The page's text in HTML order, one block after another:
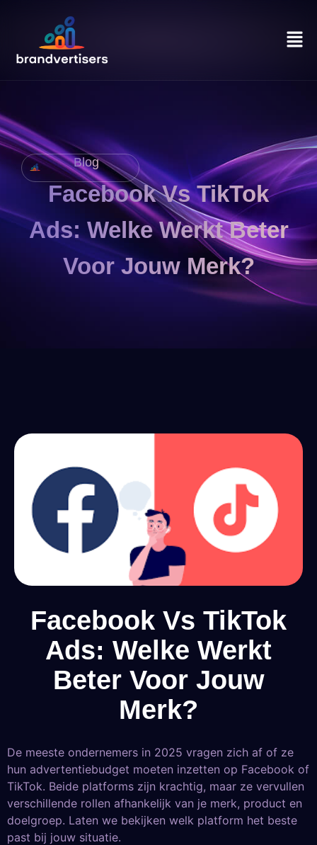
Blog
Facebook Vs TikTok
Ads: Welke Werkt Beter
Voor Jouw Merk?
Facebook Vs TikTok
Ads: Welke Werkt
Beter Voor Jouw
Merk?
De meeste ondernemers in 2025 vragen zich af of ze
hun advertentiebudget moeten inzetten op Facebook of
TikTok. Beide platforms zijn krachtig, maar ze vervullen
verschillende rollen afhankelijk van je merk, product en
doelgroep. Laten we bekijken welk platform het beste
past bij jouw situatie.